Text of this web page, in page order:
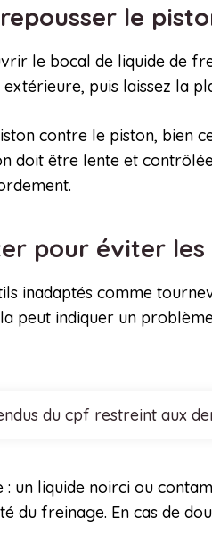
le
le bocal de liquide de
puis laissez la
contre le piston, bien
doit être lente et
pour éviter
inadaptés comme
peut indiquer un
du cpf restreint aux
liquide noirci ou
du freinage. En cas de